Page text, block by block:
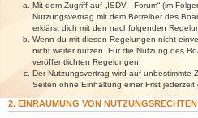
Mit dem Zugriff auf „ISDV - Forum“ (im
Nutzungsvertrag mit dem Betreiber des
erklärst dich mit den nachfolgenden
Wenn du mit diesen Regelungen nicht
nicht weiter nutzen. Für die Nutzung des
veröffentlichten Regelungen.
Der Nutzungsvertrag wird auf unbestimmte
Seiten ohne Einhaltung einer Frist jederzeit
2. EINRÄUMUNG VON NUTZUNGSRECHTEN